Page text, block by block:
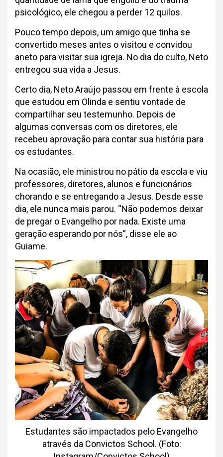
psicológico, ele chegou a perder 12 quilos.
Pouco tempo depois, um amigo que tinha se
convertido meses antes o visitou e convidou
aneto para visitar sua igreja. No dia do culto, Neto
entregou sua vida a Jesus.
Certo dia, Neto Araújo passou em frente à escola
que estudou em Olinda e sentiu vontade de
compartilhar seu testemunho. Depois de
algumas conversas com os diretores, ele
recebeu aprovação para contar sua história para
os estudantes.
Na ocasião, ele ministrou no pátio da escola e viu
professores, diretores, alunos e funcionários
chorando e se entregando a Jesus. Desde esse
dia, ele nunca mais parou. “Não podemos deixar
de pregar o Evangelho por nada. Existe uma
geração esperando por nós”, disse ele ao
Guiame.
Estudantes são impactados pelo Evangelho
através da Convictos School. (Foto: